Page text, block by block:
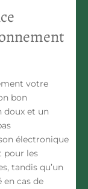
votre
bon
doux et un
électronique
pour les
tandis qu’un
cas de